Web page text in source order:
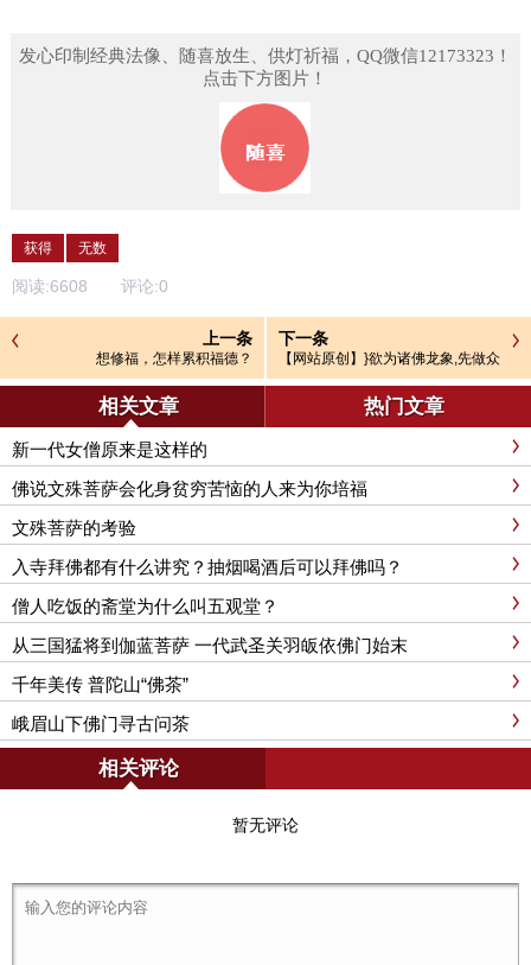
发心印制经典法像、随喜放生、供灯祈福，QQ微信12173323！
点击下方图片！
获得 无数
阅读:6608 评论:0
上一条
想修福，怎样累积福德？
下一条
【网站原创】}欲为诸佛龙象,先做众
生马牛
相关文章 热门文章
新一代女僧原来是这样的
佛说文殊菩萨会化身贫穷苦恼的人来为你培福
文殊菩萨的考验
入寺拜佛都有什么讲究？抽烟喝酒后可以拜佛吗？
僧人吃饭的斋堂为什么叫五观堂？
从三国猛将到伽蓝菩萨 一代武圣关羽皈依佛门始末
千年美传 普陀山“佛茶”
峨眉山下佛门寻古问茶
相关评论
暂无评论